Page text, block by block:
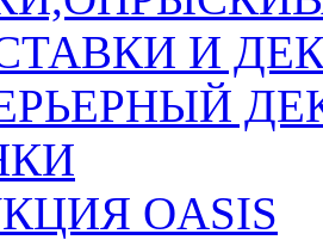
И
OASIS